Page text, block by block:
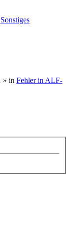
Sonstiges
» in Fehler in ALF-